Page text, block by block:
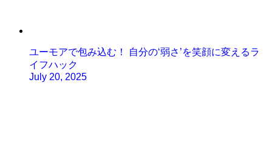
ユーモアで包み込む！ 自分の‘弱さ’を笑顔に変えるラ
イフハック
July 20, 2025